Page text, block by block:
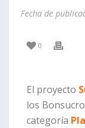
Fecha de
0
El proyecto
los
categoría